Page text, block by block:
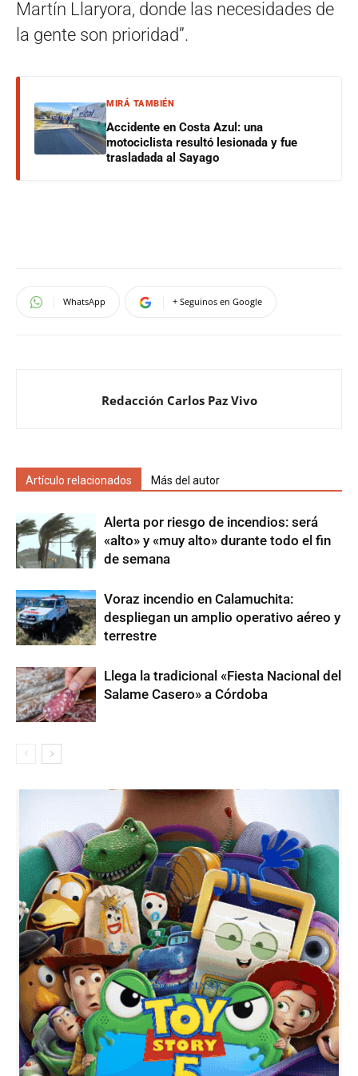
Martín Llaryora, donde las necesidades de
la gente son prioridad”.
MIRÁ TAMBIÉN
Accidente en Costa Azul: una
motociclista resultó lesionada y fue
trasladada al Sayago
WhatsApp + Seguinos en Google
Redacción Carlos Paz Vivo
Artículo relacionados Más del autor
Alerta por riesgo de incendios: será
«alto» y «muy alto» durante todo el fin
de semana
Voraz incendio en Calamuchita:
despliegan un amplio operativo aéreo y
terrestre
Llega la tradicional «Fiesta Nacional del
Salame Casero» a Córdoba